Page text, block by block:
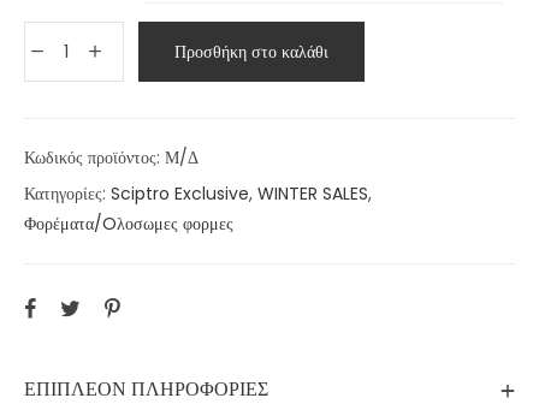
Προσθήκη στο καλάθι
Κωδικός προϊόντος: Μ/Δ
Κατηγορίες: Sciptro Exclusive, WINTER SALES,
Φορέματα/Oλοσωμες φορμες
ΕΠΙΠΛΈΟΝ ΠΛΗΡΟΦΟΡΊΕΣ